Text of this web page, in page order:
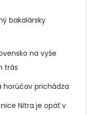
bakalársky
na vyše
trás
horúčav prichádza
Nitra je opäť v